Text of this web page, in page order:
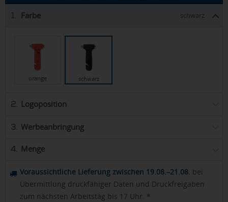
1. Farbe schwarz
orange schwarz
2. Logoposition
3. Werbeanbringung
4. Menge
Voraussichtliche Lieferung zwischen 19.08.–21.08. bei
Übermittlung druckfähiger Daten und Druckfreigaben
zum nächsten Arbeitstag bis 17 Uhr. *